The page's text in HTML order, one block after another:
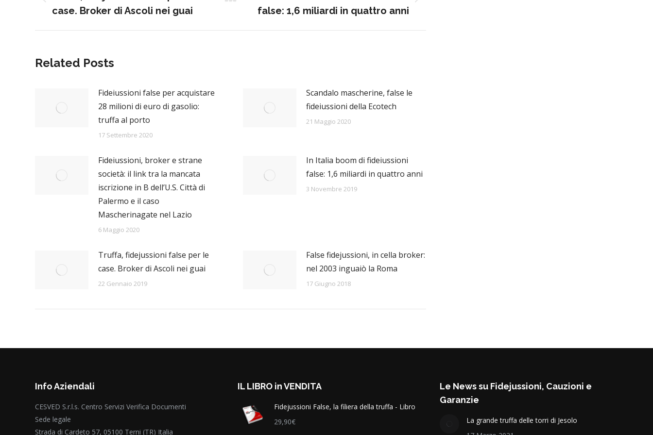
post:
case. Broker di Ascoli nei guai
post:
false: 1,6 miliardi in quattro anni
Related Posts
Fideiussioni false per acquistare
28 milioni di euro di gasolio:
truffa al porto
17 Settembre 2020
Scandalo mascherine, false le
fideiussioni della Ecotech
21 Maggio 2020
Fideiussioni, broker e strane
società: il link tra la mancata
iscrizione in B dell’U.S. Città di
Palermo e il caso
Mascherinagate nel Lazio
6 Maggio 2020
In Italia boom di fideiussioni
false: 1,6 miliardi in quattro anni
3 Novembre 2019
Truffa, fidejussioni false per le
case. Broker di Ascoli nei guai
22 Gennaio 2019
False fidejussioni, in cella broker:
nel 2003 inguaiò la Roma
17 Giugno 2018
Info Aziendali
CESVED S.r.l.s. Centro Servizi Verifica Documenti
Sede legale
Strada di Cardeto 57, 05100 Terni (TR) Italia
IL LIBRO in VENDITA
Fidejussioni False, la filiera della truffa - Libro
29,90€
Le News su Fidejussioni, Cauzioni e
Garanzie
La grande truffa delle torri di Jesolo